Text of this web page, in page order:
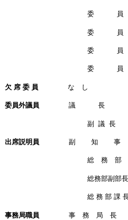
委 員 三
委 員 中
委 員 前
委 員 山
欠 席 委 員 な し
委員外議員 議 長 中村
副 議 長 日
出席説明員 副 知 事 渡
総 務 部 長
総務部副部長
総 務 部 課 長
事務局職員 事 務 局 長